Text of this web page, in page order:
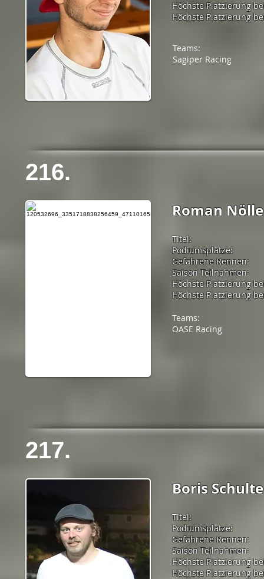
Höchste Platzierung
Höchste Platzierung
Teams:
Sagiper Racing
216.
Roman Nölle
Titel:
Podiumsplätze:
Gefahrene Rennen:
Saison Teilnahmen:
Höchste Platzierung
Höchste Platzierung
Teams:
OASE Racing
217.
Boris Schulte
Titel:
Podiumsplätze:
Gefahrene Rennen:
Saison Teilnahmen:
Höchste Platzierung
Höchste Platzierung